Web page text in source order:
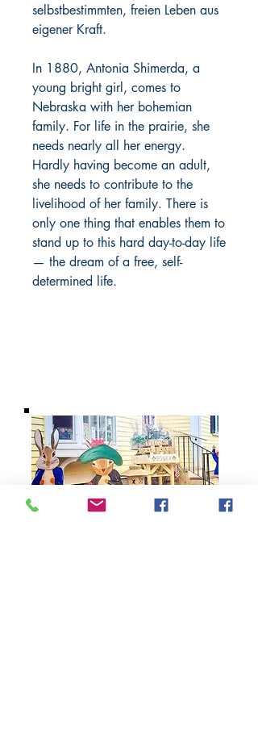
selbstbestimmten, freien Leben aus
eigener Kraft.
In 1880, Antonia Shimerda, a
young bright girl, comes to
Nebraska with her bohemian
family. For life in the prairie, she
needs nearly all her energy.
Hardly having become an adult,
she needs to contribute to the
livelihood of her family. There is
only one thing that enables them to
stand up to this hard day-to-day life
— the dream of a free, self-
determined life.